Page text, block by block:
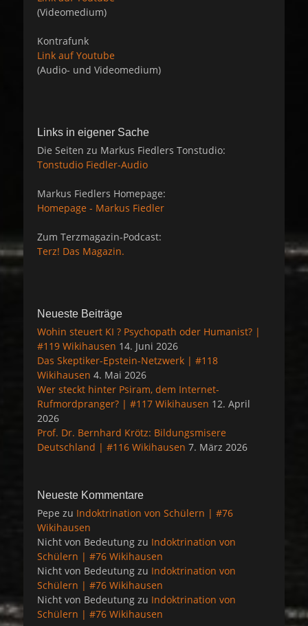
(Videomedium)
Kontrafunk
Link auf Youtube
(Audio- und Videomedium)
Links in eigener Sache
Die Seiten zu Markus Fiedlers Tonstudio:
Tonstudio Fiedler-Audio
Markus Fiedlers Homepage:
Homepage - Markus Fiedler
Zum Terzmagazin-Podcast:
Terz! Das Magazin.
Neueste Beiträge
Wohin steuert KI ? Psychopath oder Humanist? |
#119 Wikihausen 14. Juni 2026
Das Skeptiker-Epstein-Netzwerk | #118
Wikihausen 4. Mai 2026
Wer steckt hinter Psiram, dem Internet-
Rufmordpranger? | #117 Wikihausen 12. April
2026
Prof. Dr. Bernhard Krötz: Bildungsmisere
Deutschland | #116 Wikihausen 7. März 2026
Neueste Kommentare
Pepe zu Indoktrination von Schülern | #76
Wikihausen
Nicht von Bedeutung zu Indoktrination von
Schülern | #76 Wikihausen
Nicht von Bedeutung zu Indoktrination von
Schülern | #76 Wikihausen
Nicht von Bedeutung zu Indoktrination von
Schülern | #76 Wikihausen